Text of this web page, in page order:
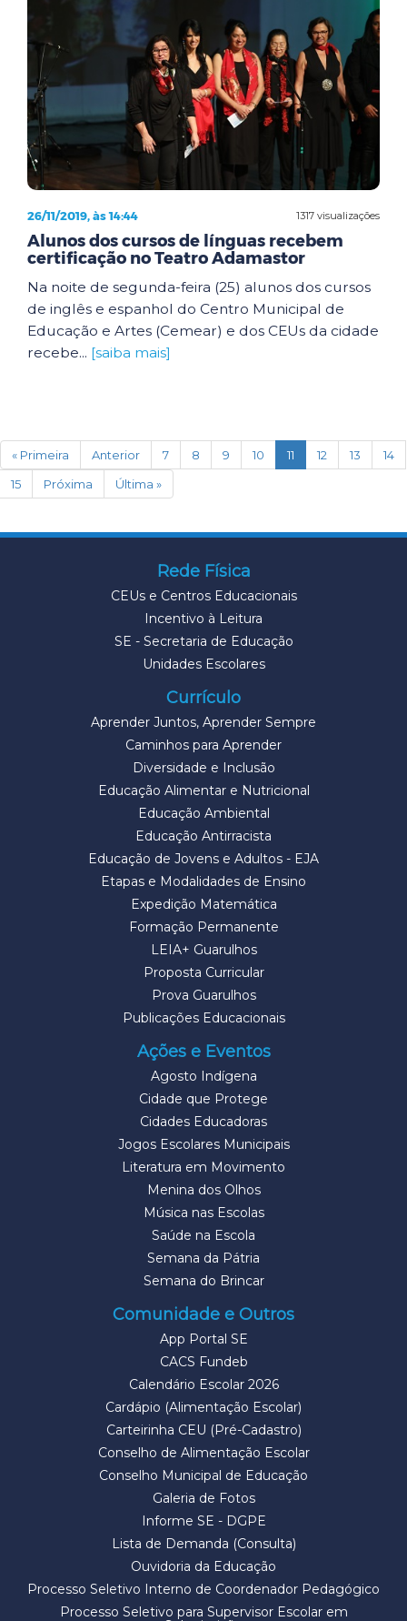
1317 visualizações
26/11/2019, às 14:44
Alunos dos cursos de línguas recebem
certificação no Teatro Adamastor
Na noite de segunda-feira (25) alunos dos cursos
de inglês e espanhol do Centro Municipal de
Educação e Artes (Cemear) e dos CEUs da cidade
recebe... [saiba mais]
« Primeira Anterior 7 8 9 10 11 (current)
12 13
14
15
Próxima Última »
Rede Física
CEUs e Centros Educacionais
Incentivo à Leitura
SE - Secretaria de Educação
Unidades Escolares
Currículo
Aprender Juntos, Aprender Sempre
Caminhos para Aprender
Diversidade e Inclusão
Educação Alimentar e Nutricional
Educação Ambiental
Educação Antirracista
Educação de Jovens e Adultos - EJA
Etapas e Modalidades de Ensino
Expedição Matemática
Formação Permanente
LEIA+ Guarulhos
Proposta Curricular
Prova Guarulhos
Publicações Educacionais
Ações e Eventos
Agosto Indígena
Cidade que Protege
Cidades Educadoras
Jogos Escolares Municipais
Literatura em Movimento
Menina dos Olhos
Música nas Escolas
Saúde na Escola
Semana da Pátria
Semana do Brincar
Comunidade e Outros
App Portal SE
CACS Fundeb
Calendário Escolar 2026
Cardápio (Alimentação Escolar)
Carteirinha CEU (Pré-Cadastro)
Conselho de Alimentação Escolar
Conselho Municipal de Educação
Galeria de Fotos
Informe SE - DGPE
Lista de Demanda (Consulta)
Ouvidoria da Educação
Processo Seletivo Interno de Coordenador Pedagógico
Processo Seletivo para Supervisor Escolar em